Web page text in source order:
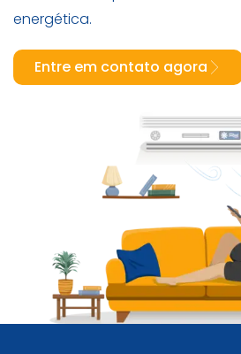
energética.
Entre em contato agora